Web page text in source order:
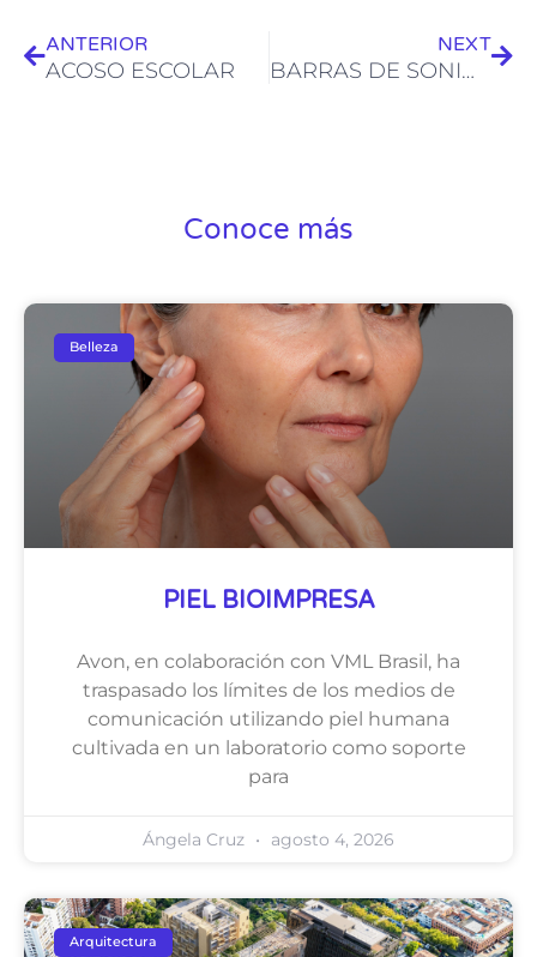
ANTERIOR
ACOSO ESCOLAR
NEXT
BARRAS DE SONIDO
Conoce más
Belleza
PIEL BIOIMPRESA
Avon, en colaboración con VML Brasil, ha
traspasado los límites de los medios de
comunicación utilizando piel humana
cultivada en un laboratorio como soporte
para
Ángela Cruz agosto 4, 2026
Arquitectura